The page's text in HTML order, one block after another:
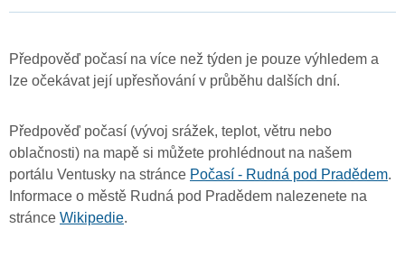
Předpověď počasí na více než týden je pouze výhledem a
lze očekávat její upřesňování v průběhu dalších dní.
Předpověď počasí (vývoj srážek, teplot, větru nebo
oblačnosti) na mapě si můžete prohlédnout na našem
portálu Ventusky na stránce Počasí - Rudná pod Pradědem.
Informace o městě Rudná pod Pradědem nalezenete na
stránce Wikipedie.